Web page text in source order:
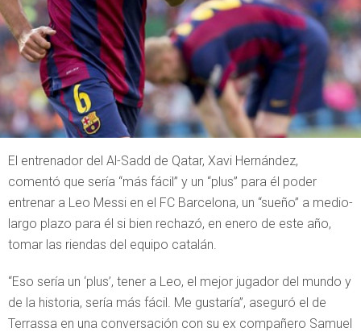
El entrenador del Al-Sadd de Qatar, Xavi Hernández,
comentó que sería “más fácil” y un “plus” para él poder
entrenar a Leo Messi en el FC Barcelona, un “sueño” a medio-
largo plazo para él si bien rechazó, en enero de este año,
tomar las riendas del equipo catalán.
“Eso sería un ‘plus’, tener a Leo, el mejor jugador del mundo y
de la historia, sería más fácil. Me gustaría”, aseguró el de
Terrassa en una conversación con su ex compañero Samuel